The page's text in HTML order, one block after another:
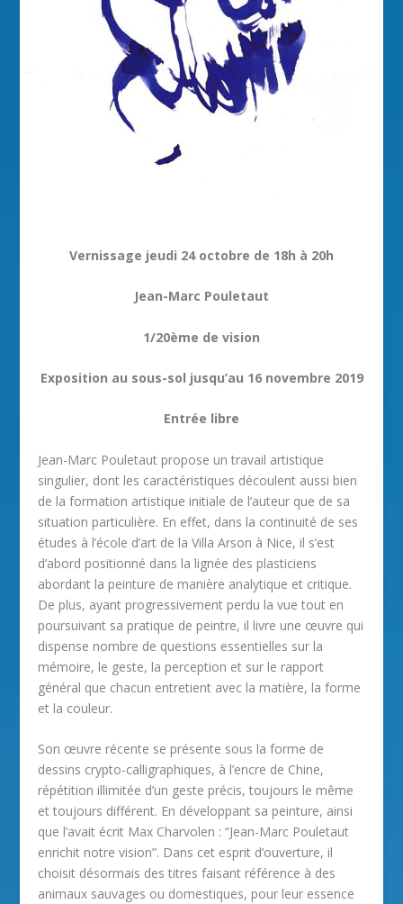
Vernissage jeudi 24 octobre de 18h à 20h
Jean-Marc Pouletaut
1/20ème de vision
Exposition au sous-sol jusqu’au 16 novembre 2019
Entrée libre
Jean-Marc Pouletaut propose un travail artistique
singulier, dont les caractéristiques découlent aussi bien
de la formation artistique initiale de l’auteur que de sa
situation particulière. En effet, dans la continuité de ses
études à l’école d’art de la Villa Arson à Nice, il s’est
d’abord positionné dans la lignée des plasticiens
abordant la peinture de manière analytique et critique.
De plus, ayant progressivement perdu la vue tout en
poursuivant sa pratique de peintre, il livre une œuvre qui
dispense nombre de questions essentielles sur la
mémoire, le geste, la perception et sur le rapport
général que chacun entretient avec la matière, la forme
et la couleur.
Son œuvre récente se présente sous la forme de
dessins crypto-calligraphiques, à l’encre de Chine,
répétition illimitée d’un geste précis, toujours le même
et toujours différent. En développant sa peinture, ainsi
que l’avait écrit Max Charvolen : “Jean-Marc Pouletaut
enrichit notre vision”. Dans cet esprit d’ouverture, il
choisit désormais des titres faisant référence à des
animaux sauvages ou domestiques, pour leur essence